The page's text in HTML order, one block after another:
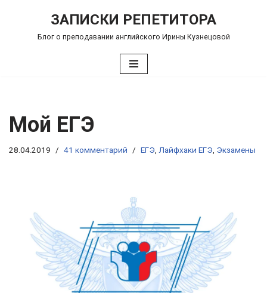
Перейти
ЗАПИСКИ РЕПЕТИТОРА
Блог о преподавании английского Ирины Кузнецовой
Мой ЕГЭ
28.04.2019 41 комментарий ЕГЭ Лайфхаки ЕГЭ Экзамены